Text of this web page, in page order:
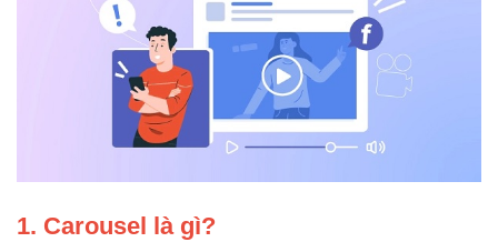
1. Carousel là gì?